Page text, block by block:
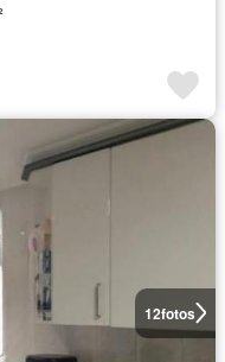
12fotos